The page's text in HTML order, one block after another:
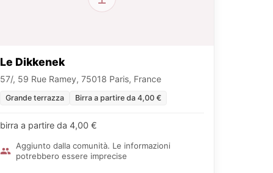
Le Dikkenek
57/, 59 Rue Ramey, 75018 Paris, France
Grande terrazza Birra a partire da 4,00 €
birra a partire da 4,00 €
Aggiunto dalla comunità. Le informazioni
potrebbero essere imprecise